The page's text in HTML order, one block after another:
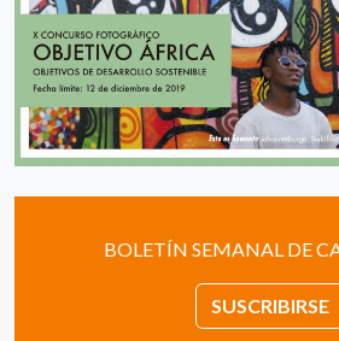
BOLETÍN SEMANAL DE
SUSCRIBIRSE